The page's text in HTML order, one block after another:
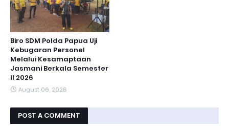
Biro SDM Polda Papua Uji
Kebugaran Personel
Melalui Kesamaptaan
Jasmani Berkala Semester
II 2026
August 06, 2026
POST A COMMENT